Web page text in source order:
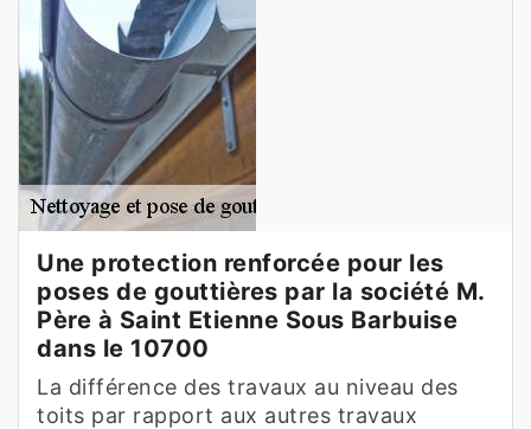
Une protection renforcée pour les
poses de gouttières par la société M.
Père à Saint Etienne Sous Barbuise
dans le 10700
La différence des travaux au niveau des
toits par rapport aux autres travaux